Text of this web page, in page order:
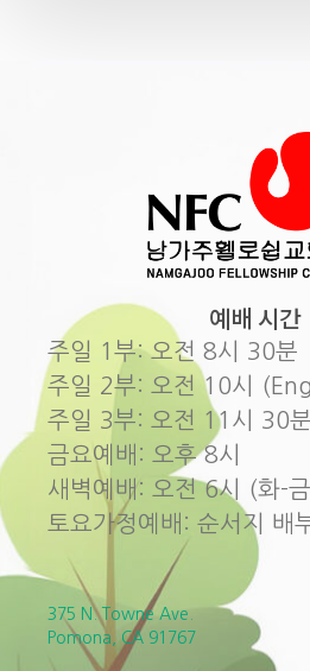
예배 시간
주일 1부: 오전 8시 30분
주일 2부: 오전 10시
주일 3부: 오전 11시 30분
금요예배: 오후 8시
새벽예배: 오전 6시 (화-
토요가정예배: 순서지 배
375 N. Towne Ave.
Pomona, CA 91767